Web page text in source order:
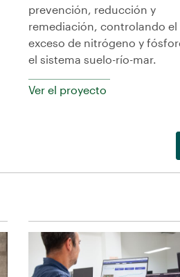
prevención, reducción y
remediación, controlando el
exceso de nitrógeno y
el sistema suelo-río-mar.
Ver el proyecto